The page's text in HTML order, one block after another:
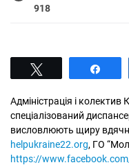
918
Адміністрація і
спеціалізований
висловлюють щиру
helpukraine22.org, ГО
https://